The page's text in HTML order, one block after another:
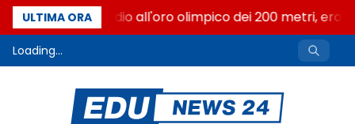
ULTIMA ORA
Livio Berruti, addio all'oro olimpico dei 200 metri, eroe
Loading...